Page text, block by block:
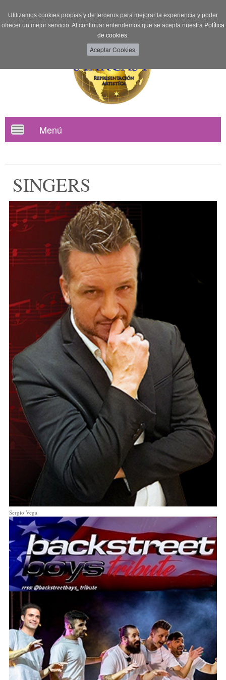
Utilizamos cookies propias y de terceros para mejorar la experiencia y poder
ofrecer un mejor servicio. Al continuar entendemos que se acepta nuestra Política
de cookies.
Toggle
navigation
Menú
SINGERS
Sergio Vega